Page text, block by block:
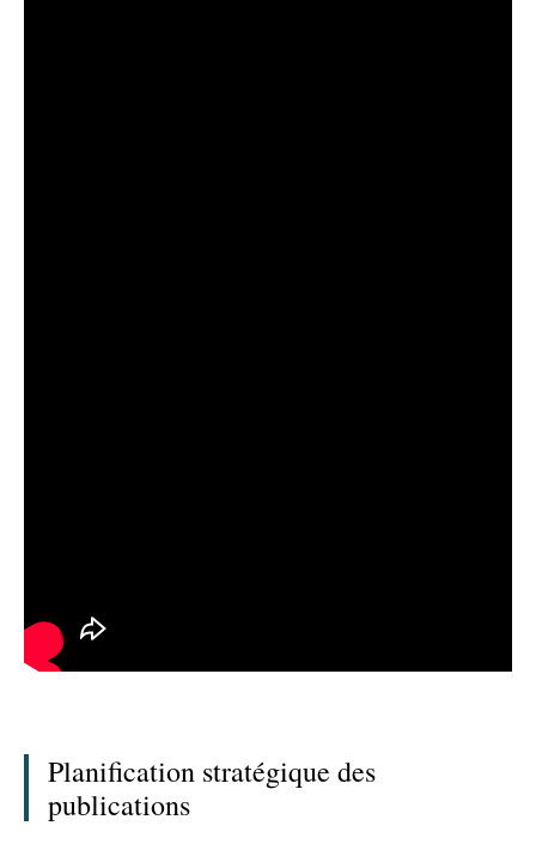
Planification stratégique des
publications